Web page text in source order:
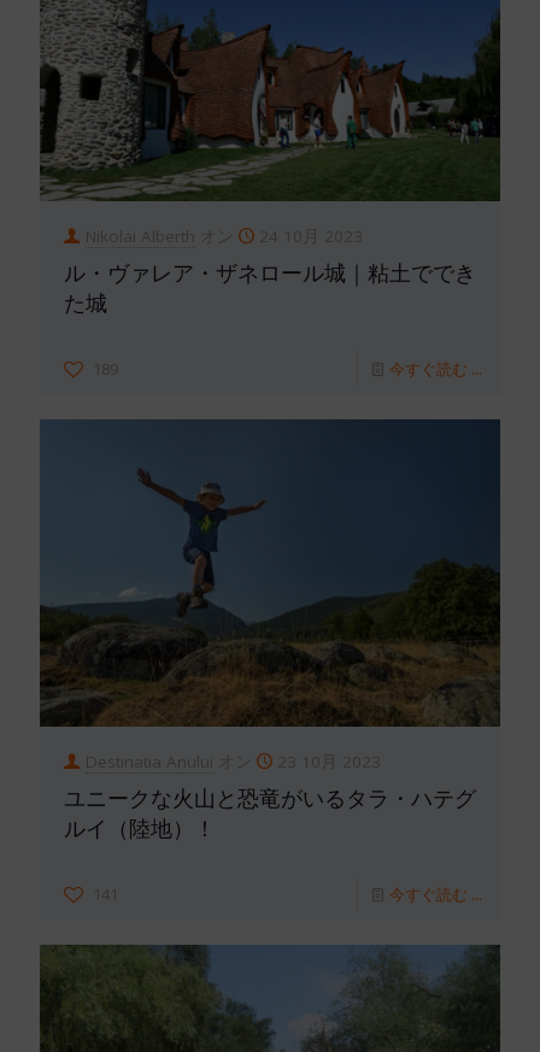
Nikolai Alberth 24 10月 2023
ル・ヴァレア・ザネロール城｜粘土ででき
た城
189 今すぐ読む ...
Destinatia Anului 23 10月 2023
ユニークな火山と恐竜がいるタラ・ハテグ
ルイ（陸地）！
141 今すぐ読む ...